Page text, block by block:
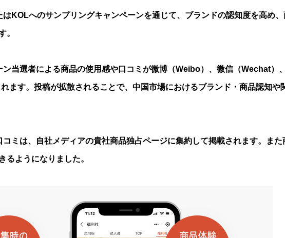
KOLへのサンプリングキャンペーンを通じて、ブランドの認知度を高め、
。
当選者による商品の使用感や口コミが微博（Weibo）、微信（Wechat）
ます。投稿が拡散されることで、中国市場におけるブランド・商品認知や
ミは、自社メディアの貴社商品独占ページに集約して掲載されます。また
るようになりました。